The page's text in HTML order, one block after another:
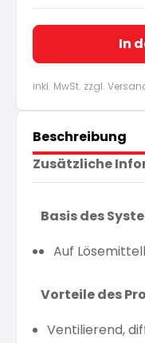
In
inkl. MwSt. zzgl.
Beschreibung
Zusätzliche
Basis des
Auf
Vorteile des
Ventilierend,